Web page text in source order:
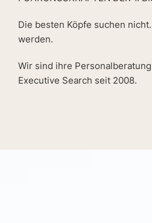
Die besten Köpfe suchen
werden.
Wir sind ihre
Executive Search seit 2008.